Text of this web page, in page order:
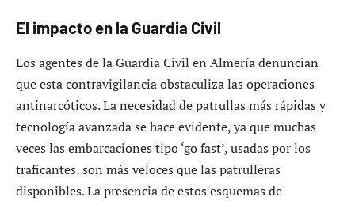
El impacto en la Guardia Civil
Los agentes de la Guardia Civil en Almería denuncian
que esta contravigilancia obstaculiza las operaciones
antinarcóticos. La necesidad de patrullas más rápidas y
tecnología avanzada se hace evidente, ya que muchas
veces las embarcaciones tipo ‘go fast’, usadas por los
traficantes, son más veloces que las patrulleras
disponibles. La presencia de estos esquemas de